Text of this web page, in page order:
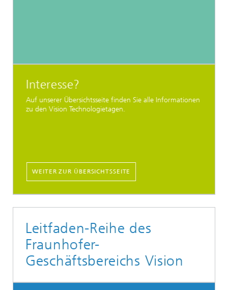
Interesse?
Auf unserer Übersichtsseite finden Sie alle Informationen
zu den Vision Technologietagen.
WEITER ZUR ÜBERSICHTSSEITE
Leitfaden-Reihe des
Fraunhofer-
Geschäftsbereichs Vision